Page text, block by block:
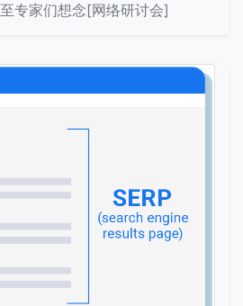
专家们想念[网络研讨会]